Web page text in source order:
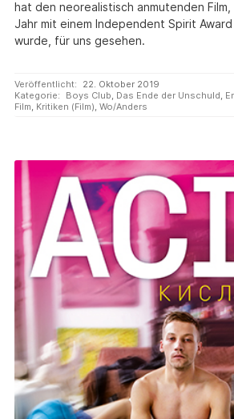
hat den neorealistisch anmutenden
Jahr mit einem Independent Spirit
wurde, für uns gesehen.
Veröffentlicht:
22. Oktober 2019
Kategorie:
Boys Club, Das Ende der Unschuld,
Film, Kritiken (Film), Wo/Anders